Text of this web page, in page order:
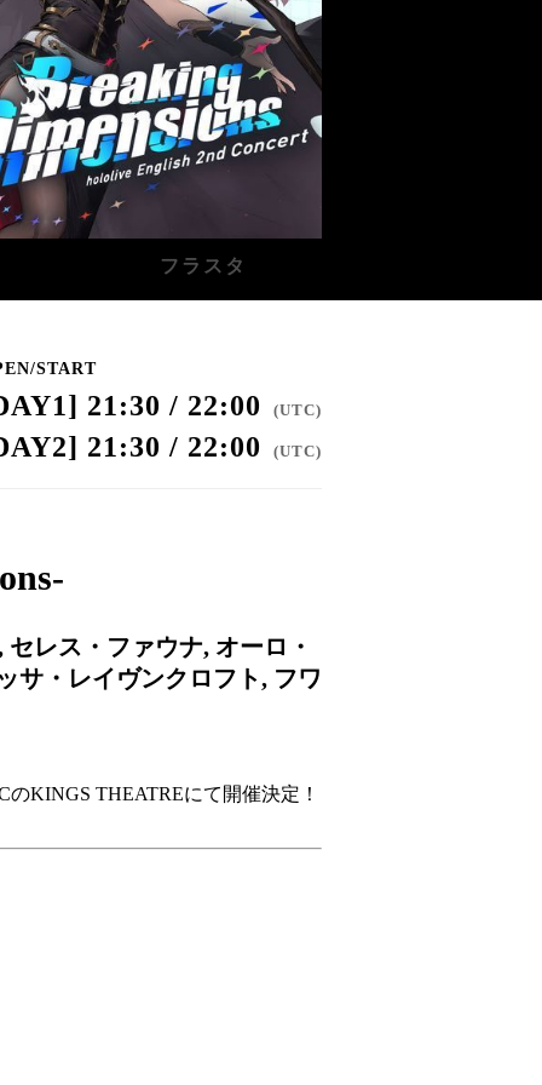
フラスタ
START
21:30 / 22:00 (UTC)
21:30 / 22:00 (UTC)
レス・ファウナ, オーロ・
サ・レイヴンクロフト, フワ
のKINGS THEATREにて開催決定！